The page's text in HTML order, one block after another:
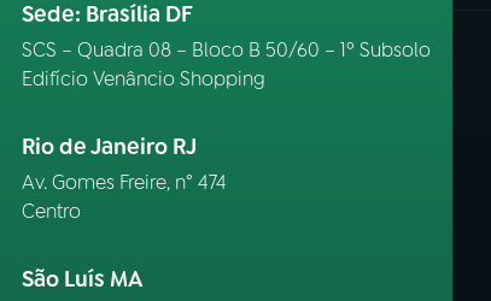
Sede: Brasília DF
SCS – Quadra 08 – Bloco B 50/60 – 1º Subsolo
Edifício Venâncio Shopping
Rio de Janeiro RJ
Av. Gomes Freire, n° 474
Centro
São Luís MA